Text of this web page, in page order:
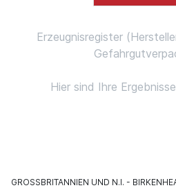
Erzeugnisregister
Hier sind Ihre
GROSSBRITANNIEN UND N.I.